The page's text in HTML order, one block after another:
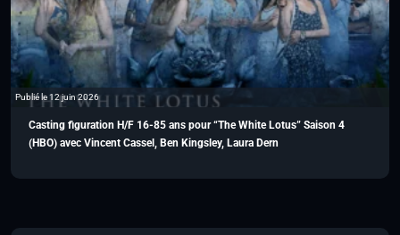
Publié le 12 juin 2026
Casting figuration H/F 16-85 ans pour “The White Lotus” Saison 4
(HBO) avec Vincent Cassel, Ben Kingsley, Laura Dern